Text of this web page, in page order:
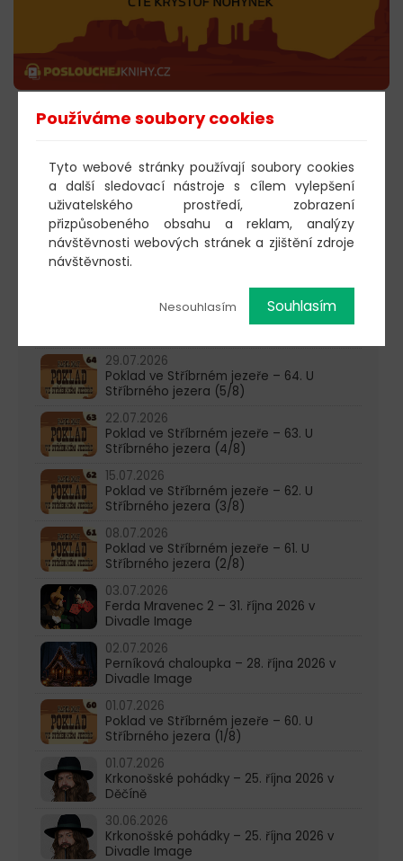
POSLECHNOUT
603 805 271
pondělí-čtvrtek: 10:00-16:00
05.08.2026
29.07.2026
Poklad ve Stříbrném jezeře – 64. U
Stříbrného jezera (5/8)
22.07.2026
Poklad ve Stříbrném jezeře – 63. U
Stříbrného jezera (4/8)
15.07.2026
Poklad ve Stříbrném jezeře – 62. U
Stříbrného jezera (3/8)
08.07.2026
Poklad ve Stříbrném jezeře – 61. U
Stříbrného jezera (2/8)
03.07.2026
Ferda Mravenec 2 – 31. října 2026 v
Divadle Image
02.07.2026
Perníková chaloupka – 28. října 2026 v
Divadle Image
01.07.2026
Poklad ve Stříbrném jezeře – 60. U
Stříbrného jezera (1/8)
01.07.2026
Krkonošské pohádky – 25. října 2026 v
Děčíně
30.06.2026
Krkonošské pohádky – 25. října 2026 v
Divadle Image
Používáme soubory cookies
Tyto webové stránky používají soubory cookies
a další sledovací nástroje s cílem vylepšení
uživatelského prostředí, zobrazení
přizpůsobeného obsahu a reklam, analýzy
návštěvnosti webových stránek a zjištění zdroje
návštěvnosti.
Nesouhlasím Souhlasím